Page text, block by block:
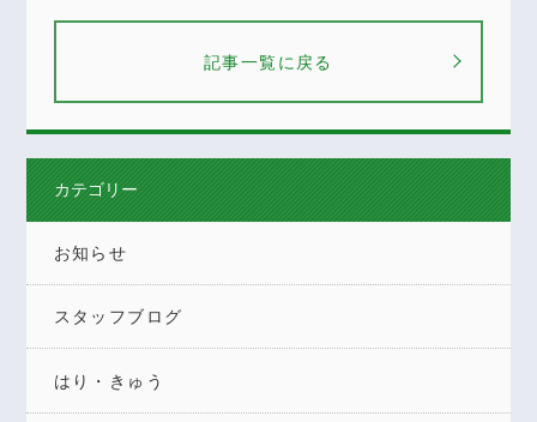
記事一覧に戻る
カテゴリー
お知らせ
スタッフブログ
はり・きゅう